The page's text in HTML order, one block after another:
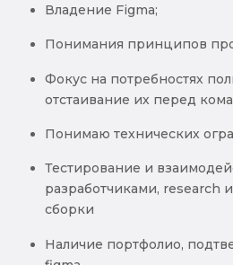
Владение Figma;
Понимания принципов
Фокус на потребностях
отстаивание их перед
Понимаю технических
Тестирование и
разработчиками, research
сборки
Наличие портфолио,